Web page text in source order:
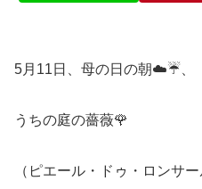
5月11日、母の日の朝☁️☔、
うちの庭の薔薇🌹
（ピエール・ドゥ・ロンサー